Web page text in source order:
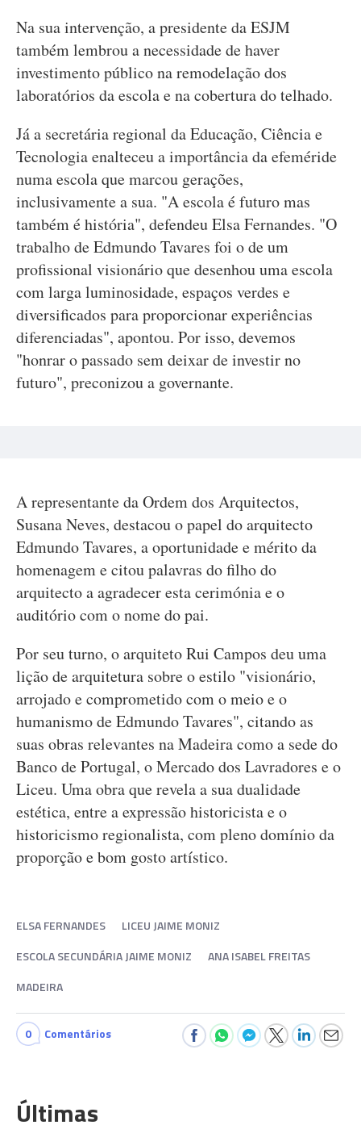
Na sua intervenção, a presidente da ESJM
também lembrou a necessidade de haver
investimento público na remodelação dos
laboratórios da escola e na cobertura do telhado.
Já a secretária regional da Educação, Ciência e
Tecnologia enalteceu a importância da efeméride
numa escola que marcou gerações,
inclusivamente a sua. "A escola é futuro mas
também é história", defendeu Elsa Fernandes. "O
trabalho de Edmundo Tavares foi o de um
profissional visionário que desenhou uma escola
com larga luminosidade, espaços verdes e
diversificados para proporcionar experiências
diferenciadas", apontou. Por isso, devemos
"honrar o passado sem deixar de investir no
futuro", preconizou a governante.
A representante da Ordem dos Arquitectos,
Susana Neves, destacou o papel do arquitecto
Edmundo Tavares, a oportunidade e mérito da
homenagem e citou palavras do filho do
arquitecto a agradecer esta cerimónia e o
auditório com o nome do pai.
Por seu turno, o arquiteto Rui Campos deu uma
lição de arquitetura sobre o estilo "visionário,
arrojado e comprometido com o meio e o
humanismo de Edmundo Tavares", citando as
suas obras relevantes na Madeira como a sede do
Banco de Portugal, o Mercado dos Lavradores e o
Liceu. Uma obra que revela a sua dualidade
estética, entre a expressão historicista e o
historicismo regionalista, com pleno domínio da
proporção e bom gosto artístico.
ELSA FERNANDES
LICEU JAIME MONIZ
ESCOLA SECUNDÁRIA JAIME MONIZ
ANA ISABEL FREITAS
MADEIRA
0 Comentários
Últimas